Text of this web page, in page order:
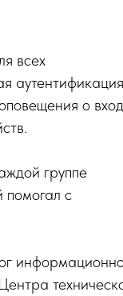
всех
о
группе
помогал с